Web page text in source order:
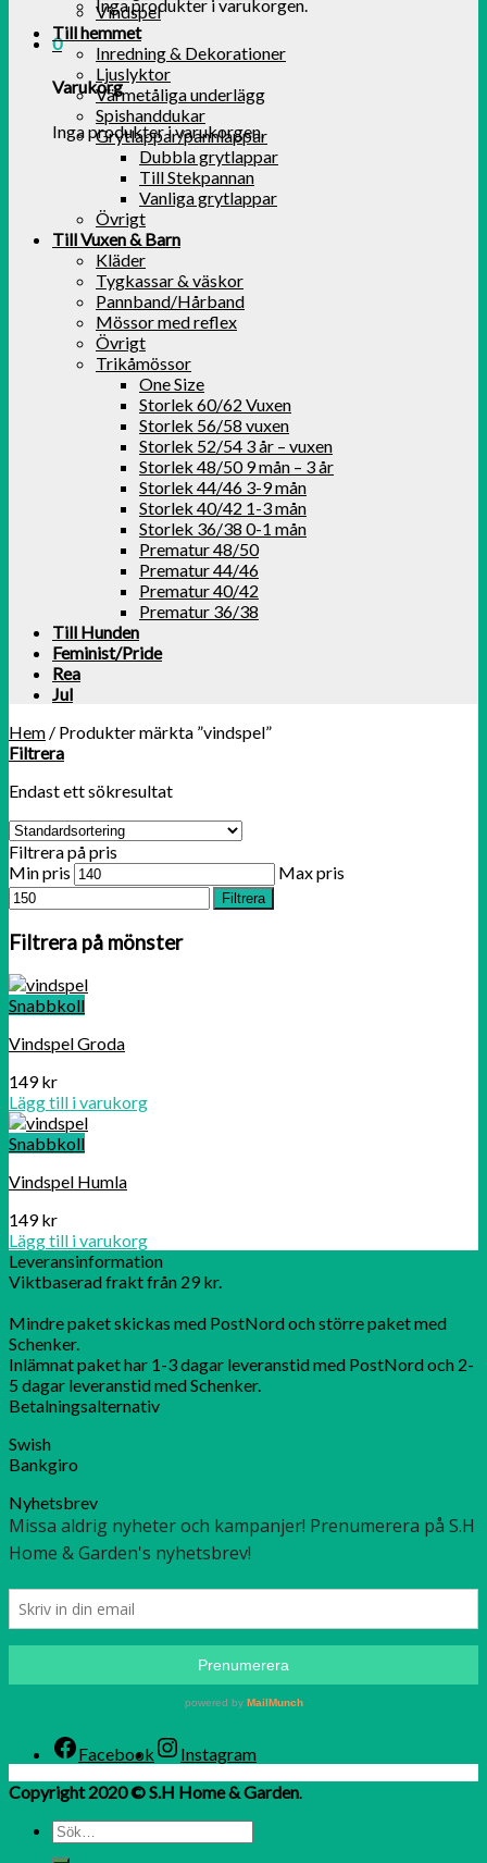
Inga produkter i varukorgen.
0
Varukorg
Inga produkter i varukorgen.
Vindspel
Till hemmet
Inredning & Dekorationer
Ljuslyktor
Värmetåliga underlägg
Spishanddukar
Grytlappar/pannlappar
Dubbla grytlappar
Till Stekpannan
Vanliga grytlappar
Övrigt
Till Vuxen & Barn
Kläder
Tygkassar & väskor
Pannband/Hårband
Mössor med reflex
Övrigt
Trikåmössor
One Size
Storlek 60/62 Vuxen
Storlek 56/58 vuxen
Storlek 52/54 3 år – vuxen
Storlek 48/50 9 mån – 3 år
Storlek 44/46 3-9 mån
Storlek 40/42 1-3 mån
Storlek 36/38 0-1 mån
Prematur 48/50
Prematur 44/46
Prematur 40/42
Prematur 36/38
Till Hunden
Feminist/Pride
Rea
Jul
Hem / Produkter märkta ”vindspel”
Filtrera
Endast ett sökresultat
Filtrera på pris
Min pris
Max pris
Filtrera
Filtrera på mönster
Snabbkoll
Vindspel Groda
149kr
Lägg till i varukorg
Snabbkoll
Vindspel Humla
149kr
Lägg till i varukorg
Leveransinformation
Viktbaserad frakt från 29 kr.
Mindre paket skickas med PostNord och större paket med
Schenker.
Inlämnat paket har 1-3 dagar leveranstid med PostNord och 2-
5 dagar leveranstid med Schenker.
Betalningsalternativ
Swish
Bankgiro
Nyhetsbrev
Facebook
Instagram
Copyright 2020 © S.H Home & Garden.